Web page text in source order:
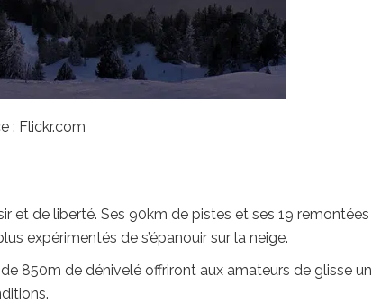
: Flickr.com
et de liberté. Ses 90km de pistes et ses 19 remontées
expérimentés de s’épanouir sur la neige.
850m de dénivelé offriront aux amateurs de glisse un